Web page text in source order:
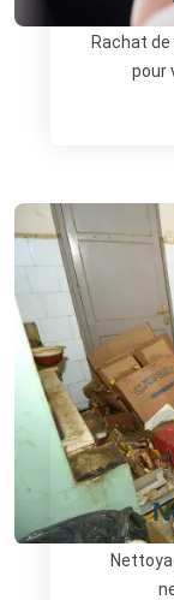
Rachat
pour